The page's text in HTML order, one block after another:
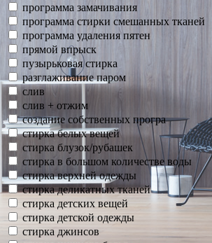
программа замачивания
программа стирки смешанных тканей
программа удаления пятен
прямой впрыск
пузырьковая стирка
разглаживание паром
слив
слив + отжим
создание собственных програ
стирка белых вещей
стирка блузок/рубашек
стирка в большом количестве воды
стирка верхней одежды
стирка деликатных тканей
стирка детских вещей
стирка детской одежды
стирка джинсов